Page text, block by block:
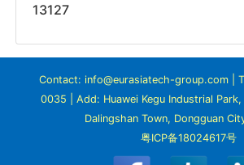
13127
Contact: info@eurasiatech-group.com |
0035 | Add: Huawei Kegu Industrial
Dalingshan Town, Dongguan
粤ICP备18024617号